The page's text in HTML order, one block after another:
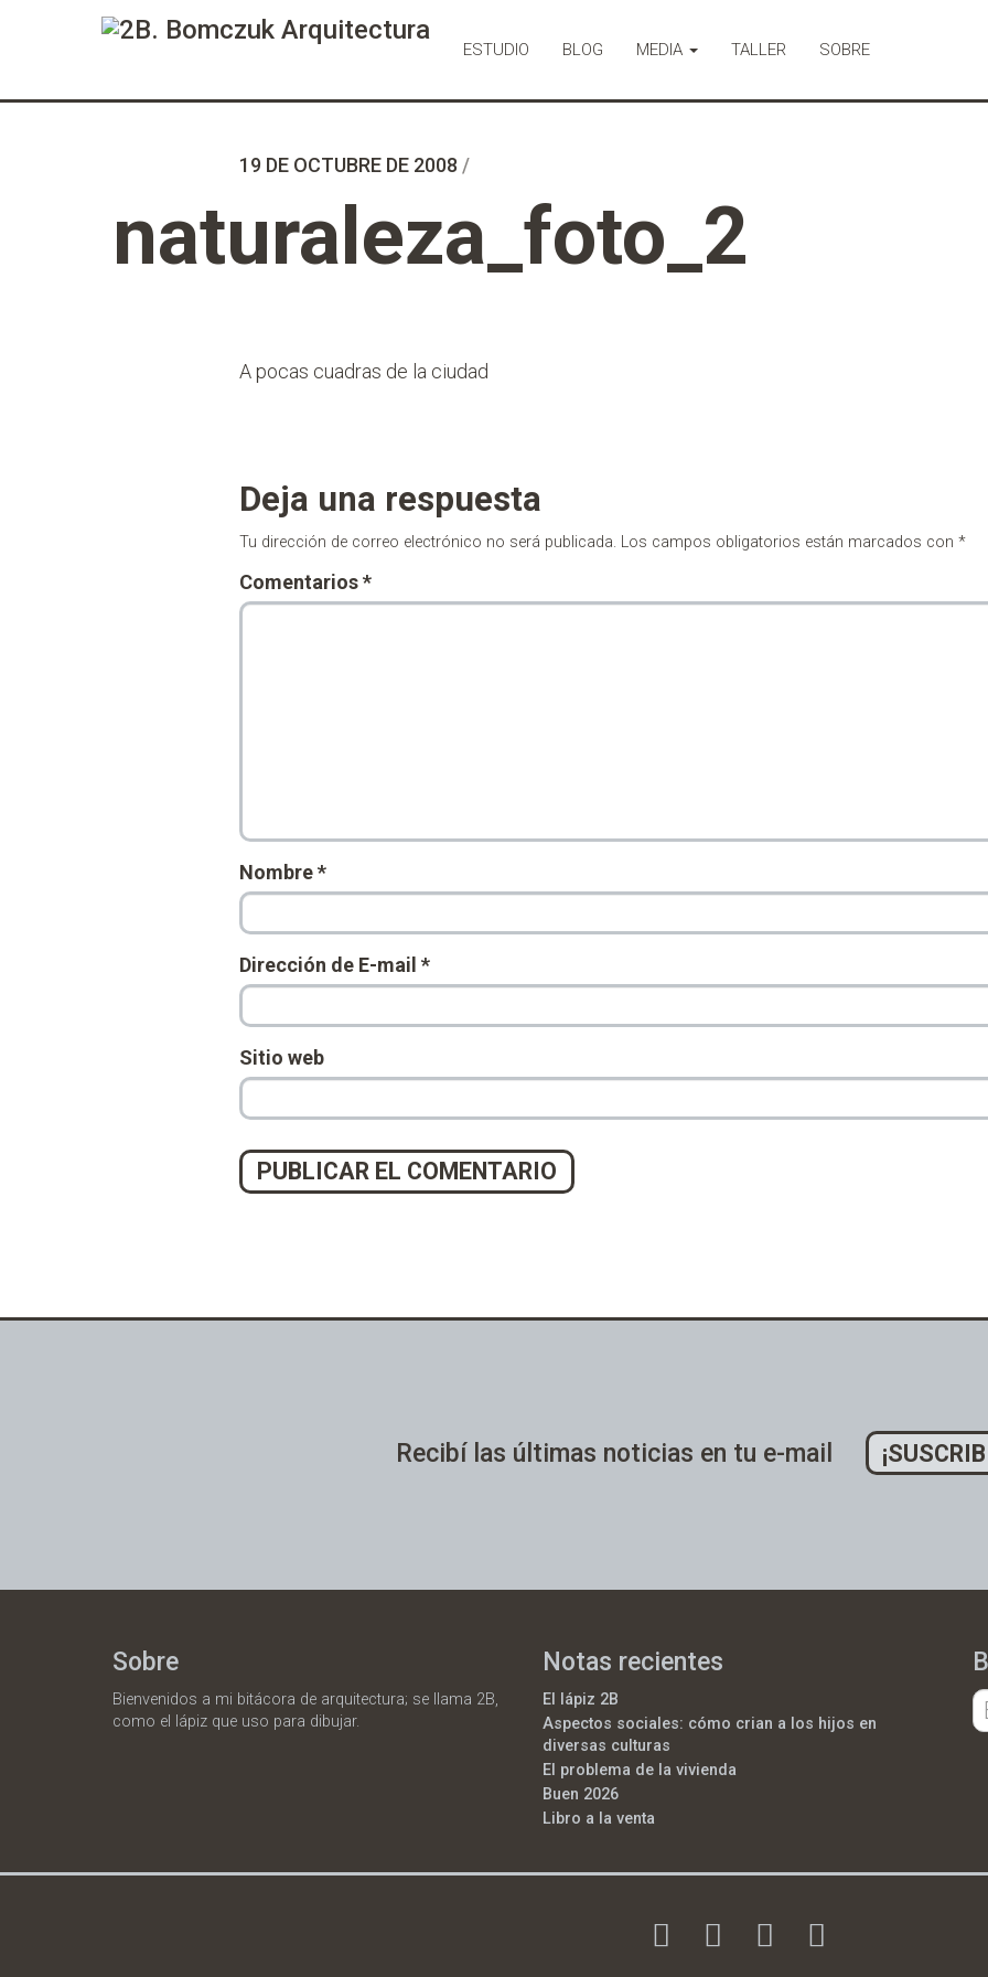
ESTUDIO BLOG MEDIA TALLER SOBRE
19 DE OCTUBRE DE 2008 /
naturaleza_foto_2
A pocas cuadras de la ciudad
Deja una respuesta
Tu dirección de correo electrónico no será publicada. Los campos obligatorios están marcados con *
Comentarios*
Nombre*
Dirección de E-mail *
Sitio web
Recibí las últimas noticias en tu e-mail
Sobre
Bienvenidos a mi bitácora de arquitectura; se llama 2B,
como el lápiz que uso para dibujar.
Notas recientes
El lápiz 2B
Aspectos sociales: cómo crian a los hijos en
diversas culturas
El problema de la vivienda
Buen 2026
Libro a la venta